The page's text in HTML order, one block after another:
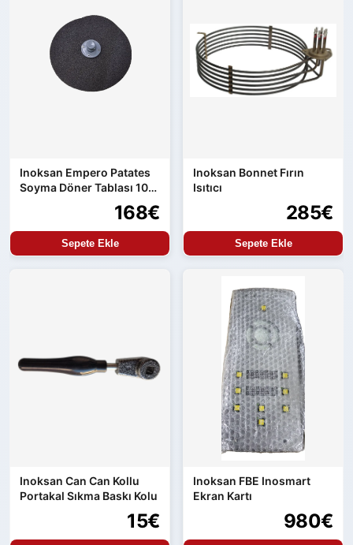
Inoksan Empero Patates
Soyma Döner Tablası 10
kg Makine Uyumlu168€
Sepete Ekle
Inoksan Bonnet Fırın
Isıtıcı
285€
Sepete Ekle
Inoksan Can Can Kollu
Portakal Sıkma Baskı Kolu
15€
Inoksan FBE Inosmart
Ekran Kartı
980€